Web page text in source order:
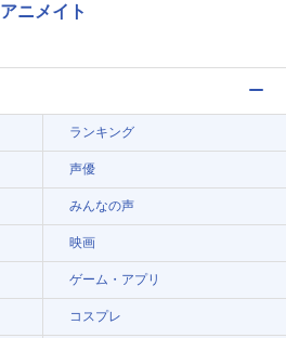
アニメイト
ランキング
声優
みんなの声
映画
ゲーム・アプリ
コスプレ